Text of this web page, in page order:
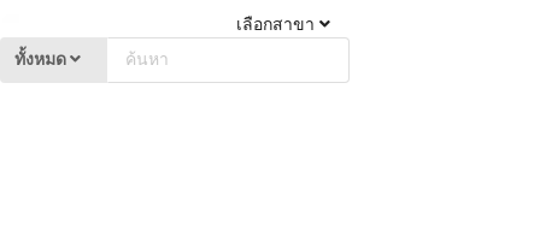
เลือกสาขา
ทั้งหมด